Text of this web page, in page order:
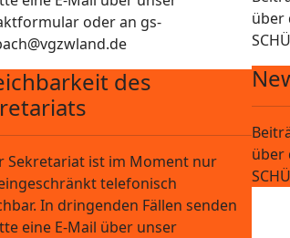
oder an gs-
des
Sekretariat ist im Moment nur
telefonisch
In dringenden Fällen senden
eine E-Mail über unser
über
über